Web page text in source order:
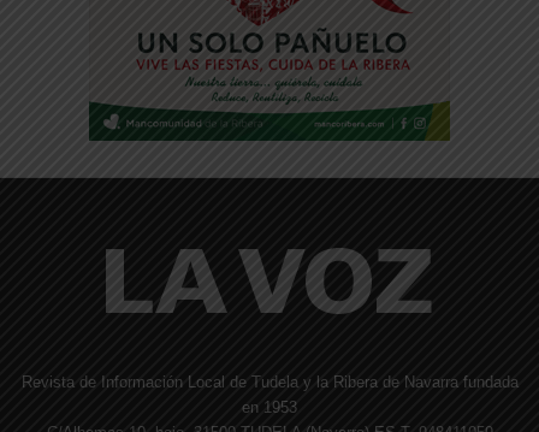
Revista de Información Local de Tudela y la Ribera de Navarra fundada
en 1953